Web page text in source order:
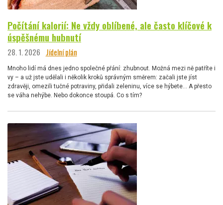
Počítání kalorií: Ne vždy oblíbené, ale často klíčové k
úspěšnému hubnutí
28. 1. 2026 Jídelní plán
Mnoho lidí má dnes jedno společné přání: zhubnout. Možná mezi ně patříte i
vy – a už jste udělali i několik kroků správným směrem: začali jste jíst
zdravěji, omezili tučné potraviny, přidali zeleninu, více se hýbete… A přesto
se váha nehýbe. Nebo dokonce stoupá. Co s tím?